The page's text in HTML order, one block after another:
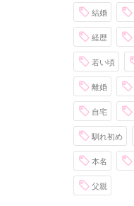
結婚
経歴
若い頃
離婚
自宅
馴れ初め
本名
父親